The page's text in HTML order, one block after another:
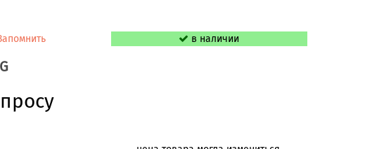
в наличии